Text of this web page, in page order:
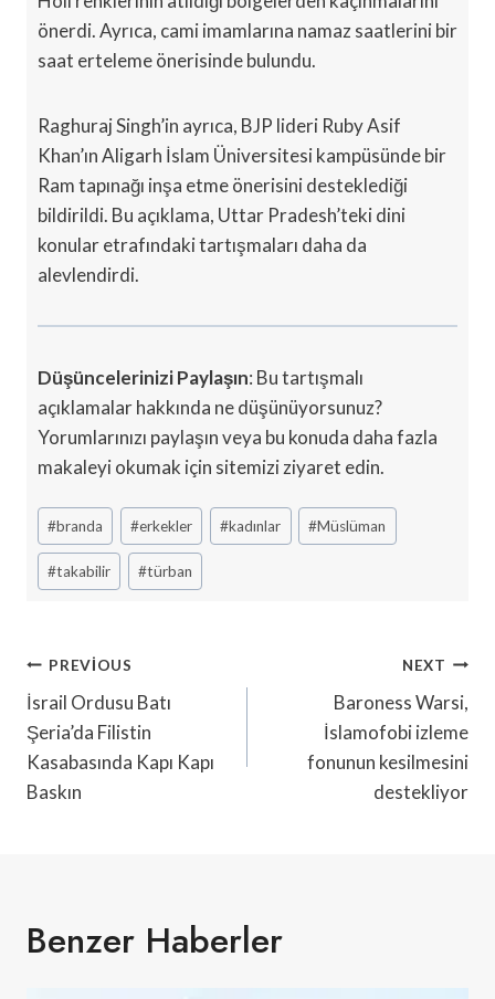
önerdi. Ayrıca, cami imamlarına namaz saatlerini bir
saat erteleme önerisinde bulundu.
Raghuraj Singh’in ayrıca, BJP lideri Ruby Asif
Khan’ın Aligarh İslam Üniversitesi kampüsünde bir
Ram tapınağı inşa etme önerisini desteklediği
bildirildi. Bu açıklama, Uttar Pradesh’teki dini
konular etrafındaki tartışmaları daha da
alevlendirdi.
Düşüncelerinizi Paylaşın: Bu tartışmalı
açıklamalar hakkında ne düşünüyorsunuz?
Yorumlarınızı paylaşın veya bu konuda daha fazla
makaleyi okumak için sitemizi ziyaret edin.
Post
Tags:
#branda #erkekler #kadınlar #Müslüman
#takabilir #türban
Yazı
Gezinmesi
PREVIOUS
İsrail Ordusu Batı
Şeria’da Filistin
Kasabasında Kapı Kapı
Baskın
NEXT
Baroness Warsi,
İslamofobi izleme
fonunun kesilmesini
destekliyor
Benzer Haberler